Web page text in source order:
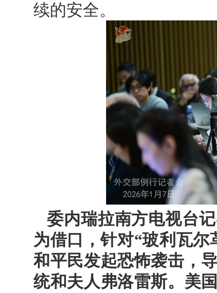
续的安全。
委内瑞拉南方电视台
为借口，针对“玻利瓦
和平民发起恐怖袭击，
统和夫人弗洛雷斯。美